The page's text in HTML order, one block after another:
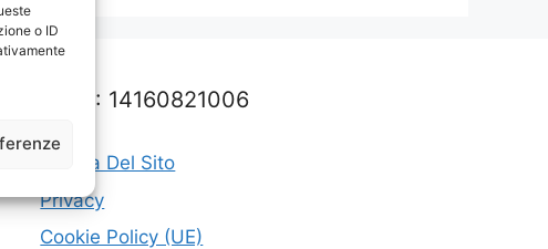
o ID
P.IVA: 14160821006
Mappa Del Sito
Privacy
Cookie Policy (UE)